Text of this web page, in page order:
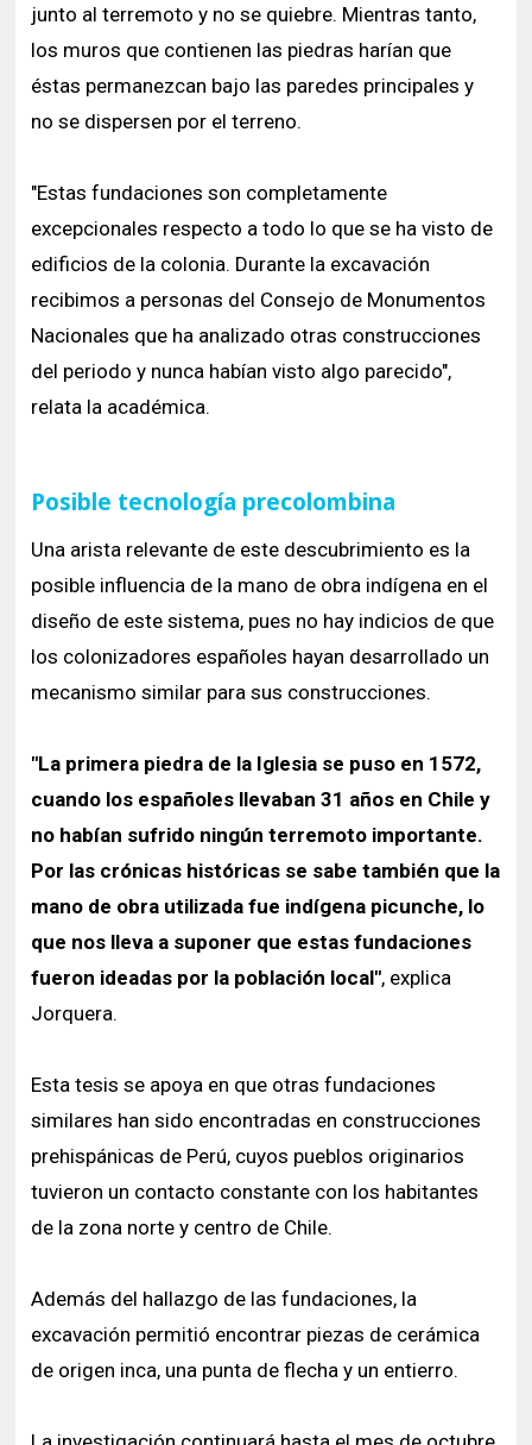
junto al terremoto y no se quiebre. Mientras tanto,
los muros que contienen las piedras harían que
éstas permanezcan bajo las paredes principales y
no se dispersen por el terreno.
"Estas fundaciones son completamente
excepcionales respecto a todo lo que se ha visto de
edificios de la colonia. Durante la excavación
recibimos a personas del Consejo de Monumentos
Nacionales que ha analizado otras construcciones
del periodo y nunca habían visto algo parecido",
relata la académica.
Posible tecnología precolombina
Una arista relevante de este descubrimiento es la
posible influencia de la mano de obra indígena en el
diseño de este sistema, pues no hay indicios de que
los colonizadores españoles hayan desarrollado un
mecanismo similar para sus construcciones.
"La primera piedra de la Iglesia se puso en 1572,
cuando los españoles llevaban 31 años en Chile y
no habían sufrido ningún terremoto importante.
Por las crónicas históricas se sabe también que la
mano de obra utilizada fue indígena picunche, lo
que nos lleva a suponer que estas fundaciones
fueron ideadas por la población local", explica
Jorquera.
Esta tesis se apoya en que otras fundaciones
similares han sido encontradas en construcciones
prehispánicas de Perú, cuyos pueblos originarios
tuvieron un contacto constante con los habitantes
de la zona norte y centro de Chile.
Además del hallazgo de las fundaciones, la
excavación permitió encontrar piezas de cerámica
de origen inca, una punta de flecha y un entierro.